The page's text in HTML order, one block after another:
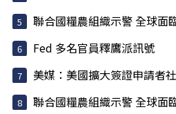
聯合國糧農組織示警 全球面
Fed 多名官員釋鷹派訊號
美媒：美國擴大簽證申請者
聯合國糧農組織示警 全球面